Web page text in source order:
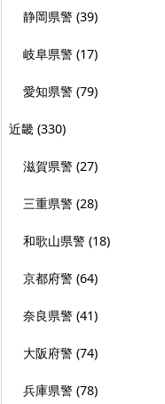
静岡県警 (39)
岐阜県警 (17)
愛知県警 (79)
近畿 (330)
滋賀県警 (27)
三重県警 (28)
和歌山県警 (18)
京都府警 (64)
奈良県警 (41)
大阪府警 (74)
兵庫県警 (78)